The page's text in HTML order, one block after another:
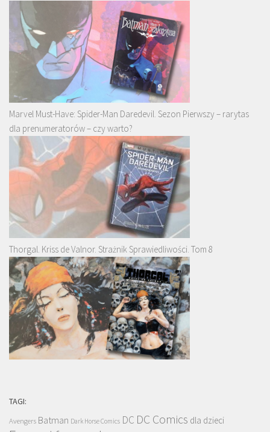
Marvel Must-Have: Spider-Man Daredevil. Sezon Pierwszy – rarytas
dla prenumeratorów – czy warto?
Thorgal. Kriss de Valnor. Strażnik Sprawiedliwości. Tom 8
TAGI:
Avengers Batman Dark Horse Comics DC DC Comics dla dzieci